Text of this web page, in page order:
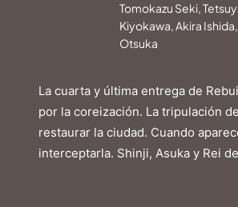
Tomokazu Seki,
Kiyokawa, Akira
Otsuka
La cuarta y última entrega de
por la coreización. La tripulación
restaurar la ciudad. Cuando
interceptarla. Shinji, Asuka y Rei